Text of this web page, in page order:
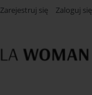
Zarejestruj się Zaloguj się